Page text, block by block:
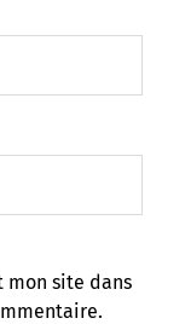
mon site dans